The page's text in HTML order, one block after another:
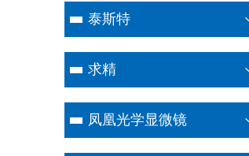
泰斯特
求精
凤凰光学显微镜